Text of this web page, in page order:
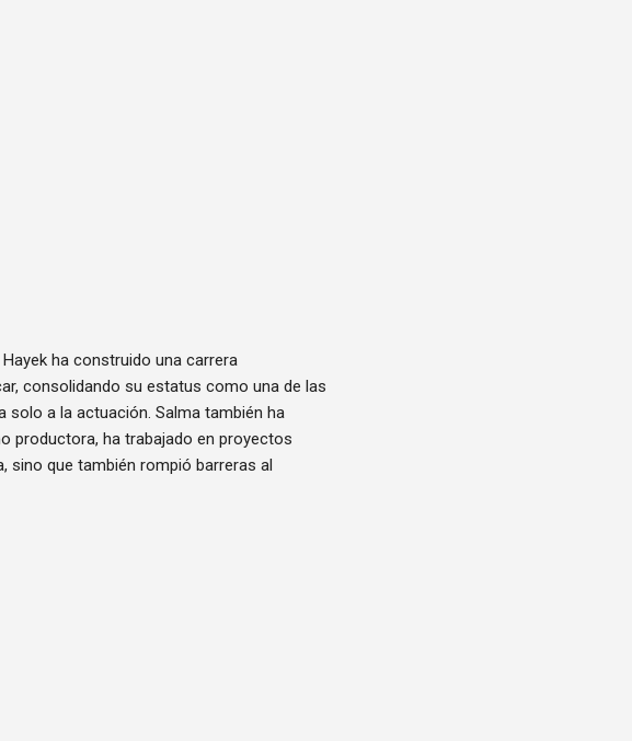
ha construido una carrera
consolidando su estatus como una de las
a la actuación. Salma también ha
productora, ha trabajado en proyectos
sino que también rompió barreras al